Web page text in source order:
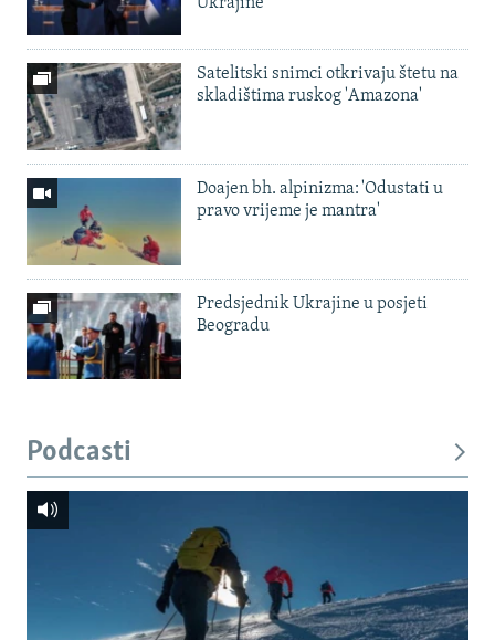
Ukrajine
Satelitski snimci otkrivaju štetu na
skladištima ruskog 'Amazona'
Doajen bh. alpinizma: 'Odustati u
pravo vrijeme je mantra'
Predsjednik Ukrajine u posjeti
Beogradu
Podcasti